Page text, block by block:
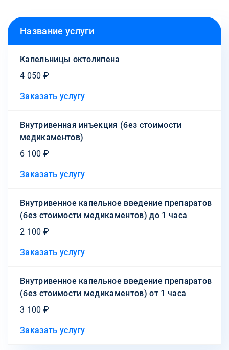
Название услуги
Капельницы октолипена
4 050 ₽
Заказать услугу
Внутривенная инъекция (без стоимости
медикаментов)
6 100 ₽
Заказать услугу
Внутривенное капельное введение препаратов
(без стоимости медикаментов) до 1 часа
2 100 ₽
Заказать услугу
Внутривенное капельное введение препаратов
(без стоимости медикаментов) от 1 часа
3 100 ₽
Заказать услугу